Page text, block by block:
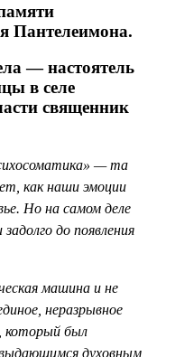
Пантелеимона.
— настоятель
в селе
священник
— та
как наши эмоции
Но на самом деле
до появления
машина и не
неразрывное
который был
выдающимся духовным